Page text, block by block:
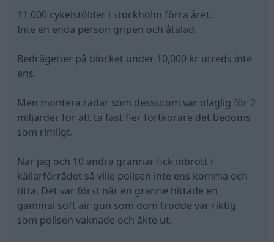
11,000 cykelstölder i stockholm förra året.
Inte en enda person gripen och åtalad.
Bedrägerier på blocket under 10,000 kr utreds inte
ens.
Men montera radar som dessutom var olaglig för 2
miljarder för att ta fast fler fortkörare det bedöms
som rimligt.
När jag och 10 andra grannar fick inbrott i
källarförrådet så ville polisen inte ens komma och
titta. Det var först när en granne hittade en
gammal soft air gun som dom trodde var riktig
som polisen vaknade och åkte ut.